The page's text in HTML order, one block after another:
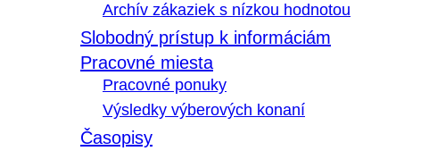
Archív zákaziek s nízkou hodnotou
Slobodný prístup k informáciám
Pracovné miesta
Pracovné ponuky
Výsledky výberových konaní
Časopisy